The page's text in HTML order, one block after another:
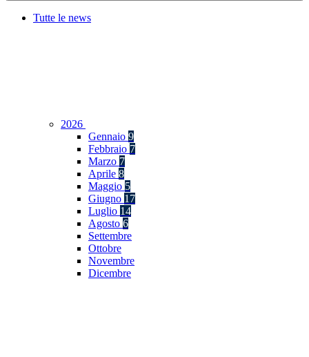
Tutte le news
2026
Gennaio 9
Febbraio 7
Marzo 7
Aprile 8
Maggio 5
Giugno 17
Luglio 14
Agosto 6
Settembre
Ottobre
Novembre
Dicembre